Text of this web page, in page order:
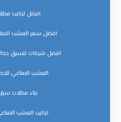
افضل تركيب
افضل سعر العشب
افضل شركات تنسيق
العشب الصناعي
بناء مظلات
تركيب العشب